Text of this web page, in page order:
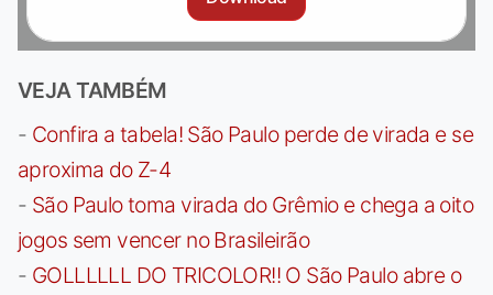
VEJA TAMBÉM
- Confira a tabela! São Paulo perde de virada e se
aproxima do Z-4
- São Paulo toma virada do Grêmio e chega a oito
jogos sem vencer no Brasileirão
- GOLLLLLL DO TRICOLOR!! O São Paulo abre o